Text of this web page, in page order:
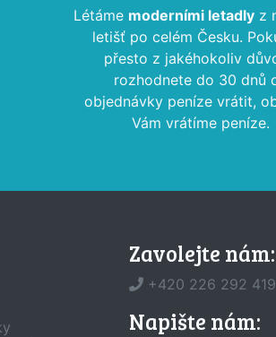
Létáme moderními letadly z
letišť po celém Česku.
přesto z jakéhokoliv
rozhodnete do 30 dnů
objednávky peníze vrátit,
Vám vrátíme peníze.
Zavolejte nám:
+420 226 292 419
Napište nám: